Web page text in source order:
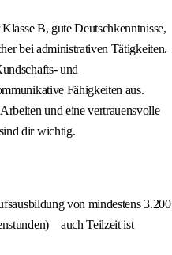
B, gute Deutschkenntnisse,
bei administrativen Tätigkeiten.
und
Fähigkeiten aus.
und eine vertrauensvolle
dir wichtig.
von mindestens 3.200
– auch Teilzeit ist